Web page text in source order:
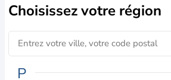
Choisissezvotre région
P